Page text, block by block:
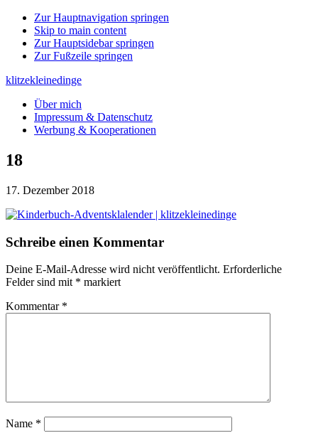
Zur Hauptnavigation springen
Skip to main content
Zur Hauptsidebar springen
Zur Fußzeile springen
klitzekleinedinge
Über mich
Impressum & Datenschutz
Werbung & Kooperationen
18
17. Dezember 2018
Leser-
Schreibe einen Kommentar
Deine E-Mail-Adresse wird nicht veröffentlicht. Erforderliche
Felder sind mit * markiert
Kommentar *
Name *